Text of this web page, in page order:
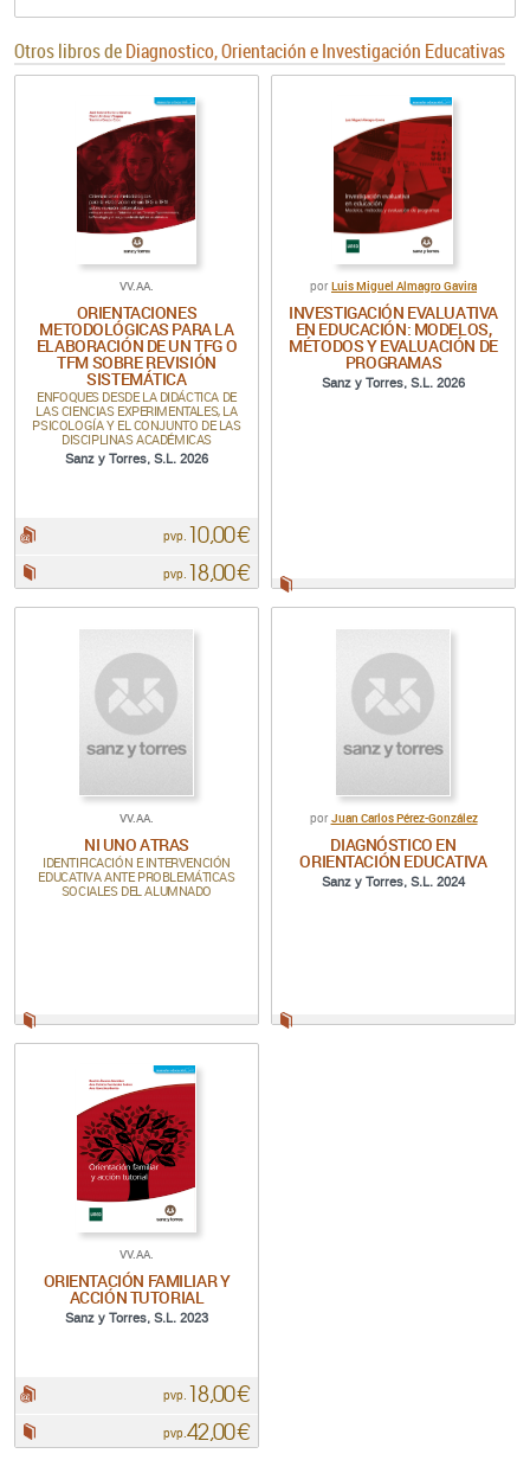
Otros libros deDiagnostico, Orientación e Investigación Educativas
VV.AA.
ORIENTACIONES
METODOLÓGICAS PARA LA
ELABORACIÓN DE UN TFG O
TFM SOBRE REVISIÓN
SISTEMÁTICA
ENFOQUES DESDE LA DIDÁCTICA DE
LAS CIENCIAS EXPERIMENTALES, LA
PSICOLOGÍA Y EL CONJUNTO DE LAS
DISCIPLINAS ACADÉMICAS
Sanz y Torres, S.L. 2026
pvp. 10,00 €
pvp. 18,00 €
por Luis Miguel Almagro Gavira
INVESTIGACIÓN EVALUATIVA
EN EDUCACIÓN: MODELOS,
MÉTODOS Y EVALUACIÓN DE
PROGRAMAS
Sanz y Torres, S.L. 2026
VV.AA.
NI UNO ATRAS
IDENTIFICACIÓN E INTERVENCIÓN
EDUCATIVA ANTE PROBLEMÁTICAS
SOCIALES DEL ALUMNADO
por Juan Carlos Pérez-González
DIAGNÓSTICO EN
ORIENTACIÓN EDUCATIVA
Sanz y Torres, S.L. 2024
VV.AA.
ORIENTACIÓN FAMILIAR Y
ACCIÓN TUTORIAL
Sanz y Torres, S.L. 2023
pvp. 18,00 €
pvp.42,00 €